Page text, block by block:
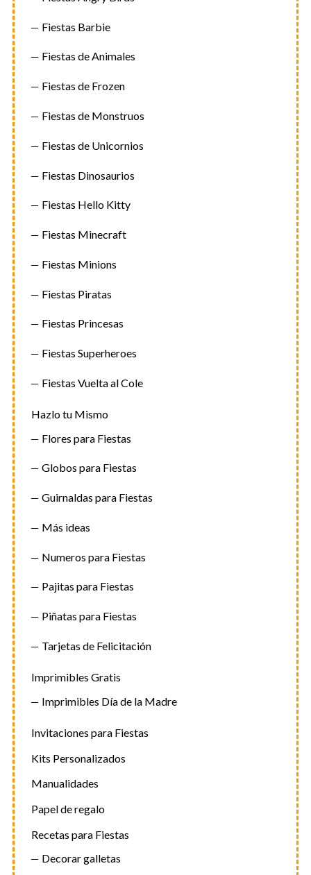
Fiestas Barbie
Fiestas de Animales
Fiestas de Frozen
Fiestas de Monstruos
Fiestas de Unicornios
Fiestas Dinosaurios
Fiestas Hello Kitty
Fiestas Minecraft
Fiestas Minions
Fiestas Piratas
Fiestas Princesas
Fiestas Superheroes
Fiestas Vuelta al Cole
Hazlo tu Mismo
Flores para Fiestas
Globos para Fiestas
Guirnaldas para Fiestas
Más ideas
Numeros para Fiestas
Pajitas para Fiestas
Piñatas para Fiestas
Tarjetas de Felicitación
Imprimibles Gratis
Imprimibles Día de la Madre
Invitaciones para Fiestas
Kits Personalizados
Manualidades
Papel de regalo
Recetas para Fiestas
Decorar galletas